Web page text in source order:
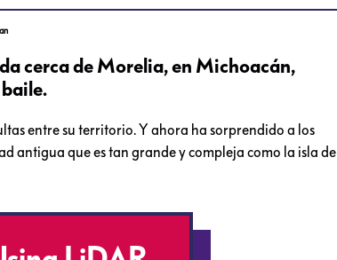
cerca de Morelia, en Michoacán,
entre su territorio. Y ahora ha sorprendido a los
antigua que es tan grande y compleja como la isla de